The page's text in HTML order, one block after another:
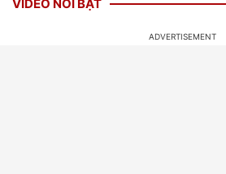
VIDEO NỔI BẬT